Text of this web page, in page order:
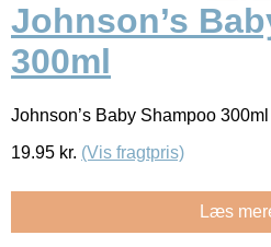
Johnson’s
300ml
Johnson’s Baby Shampoo 300ml
19.95 kr. (Vis fragtpris)
Læs